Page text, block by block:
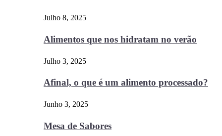
Julho 8, 2025
Alimentos que nos hidratam no verão
Julho 3, 2025
Afinal, o que é um alimento processado?
Junho 3, 2025
Mesa de Sabores